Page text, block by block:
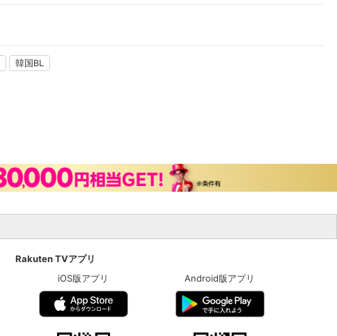
韓国BL
Rakuten TVアプリ
iOS版アプリ
Android版アプリ